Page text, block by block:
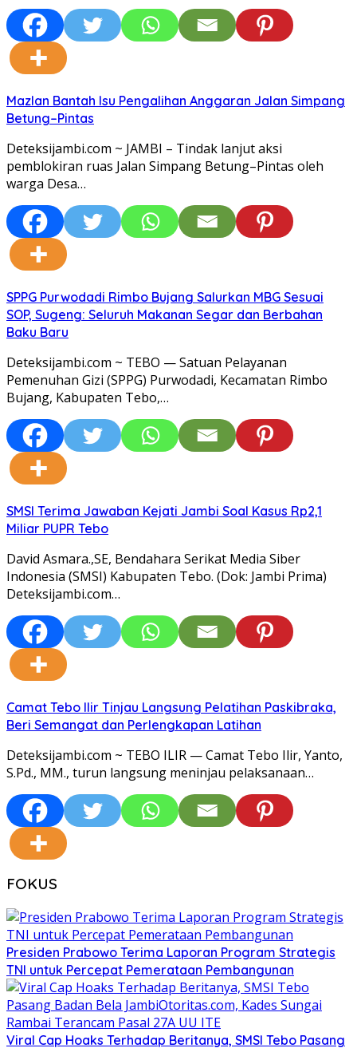
Mazlan Bantah Isu Pengalihan Anggaran Jalan Simpang
Betung–Pintas
Deteksijambi.com ~ JAMBI – Tindak lanjut aksi
pemblokiran ruas Jalan Simpang Betung–Pintas oleh
warga Desa…
SPPG Purwodadi Rimbo Bujang Salurkan MBG Sesuai
SOP, Sugeng: Seluruh Makanan Segar dan Berbahan
Baku Baru
Deteksijambi.com ~ TEBO — Satuan Pelayanan
Pemenuhan Gizi (SPPG) Purwodadi, Kecamatan Rimbo
Bujang, Kabupaten Tebo,…
SMSI Terima Jawaban Kejati Jambi Soal Kasus Rp2,1
Miliar PUPR Tebo
David Asmara.,SE, Bendahara Serikat Media Siber
Indonesia (SMSI) Kabupaten Tebo. (Dok: Jambi Prima)
Deteksijambi.com…
Camat Tebo Ilir Tinjau Langsung Pelatihan Paskibraka,
Beri Semangat dan Perlengkapan Latihan
Deteksijambi.com ~ TEBO ILIR — Camat Tebo Ilir, Yanto,
S.Pd., MM., turun langsung meninjau pelaksanaan…
FOKUS
Presiden Prabowo Terima Laporan Program Strategis
TNI untuk Percepat Pemerataan Pembangunan
Viral Cap Hoaks Terhadap Beritanya, SMSI Tebo Pasang